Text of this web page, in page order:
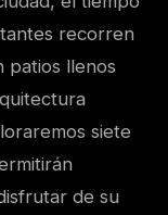
recorren
patios llenos
siete
de su